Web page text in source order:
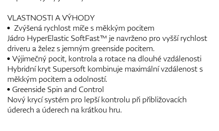
VLASTNOSTI A VÝHODY
Zvýšená rychlost míče s měkkým pocitem
Jádro HyperElastic SoftFast™ je navrženo pro vyšší rychlost
driveru a želez s jemným greenside pocitem.
Výjimečný pocit, kontrola a rotace na dlouhé vzdálenosti
Hybridní kryt Supersoft kombinuje maximální vzdálenost s
měkkým pocitem a odolností.
Greenside Spin and Control
Nový krycí systém pro lepší kontrolu při přibližovacích
úderech a úderech na krátkou hru.